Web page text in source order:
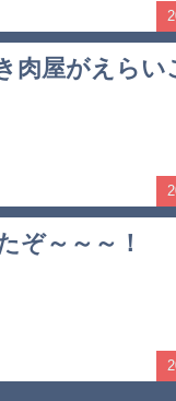
肉屋がえらい
ぞ～～～！